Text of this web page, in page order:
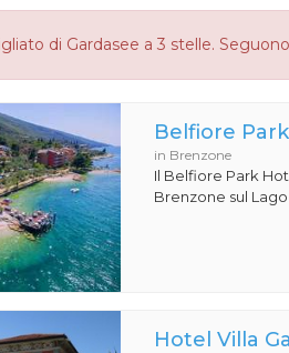
di Gardasee a 3 stelle.
Belfiore
in Brenzone
Il Belfiore Park
Brenzone sul Lago
Hotel Villa